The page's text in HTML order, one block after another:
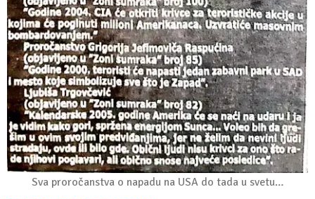
Sva proročanstva o napadu na USA do tada u svetu…